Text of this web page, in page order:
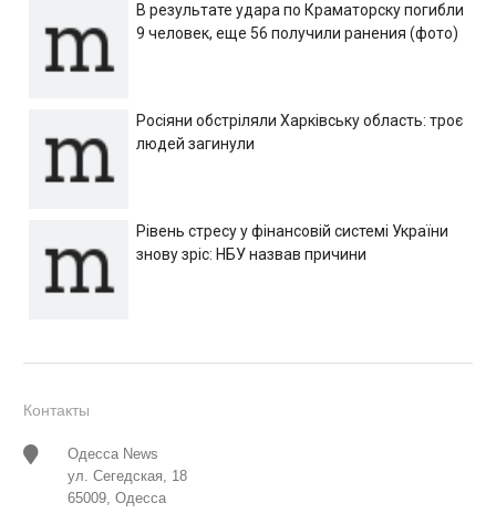
В результате удара по Краматорску погибли
9 человек, еще 56 получили ранения (фото)
Росіяни обстріляли Харківську область: троє
людей загинули
Рівень стресу у фінансовій системі України
знову зріс: НБУ назвав причини
Контакты
Одесса News
ул. Сегедская, 18
65009, Одесса